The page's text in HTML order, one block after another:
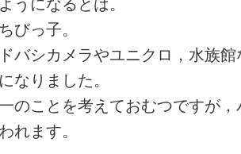
びっ子。
バシカメラやユニクロ，水族
なりました。
のことを考えておむつですが
れます。